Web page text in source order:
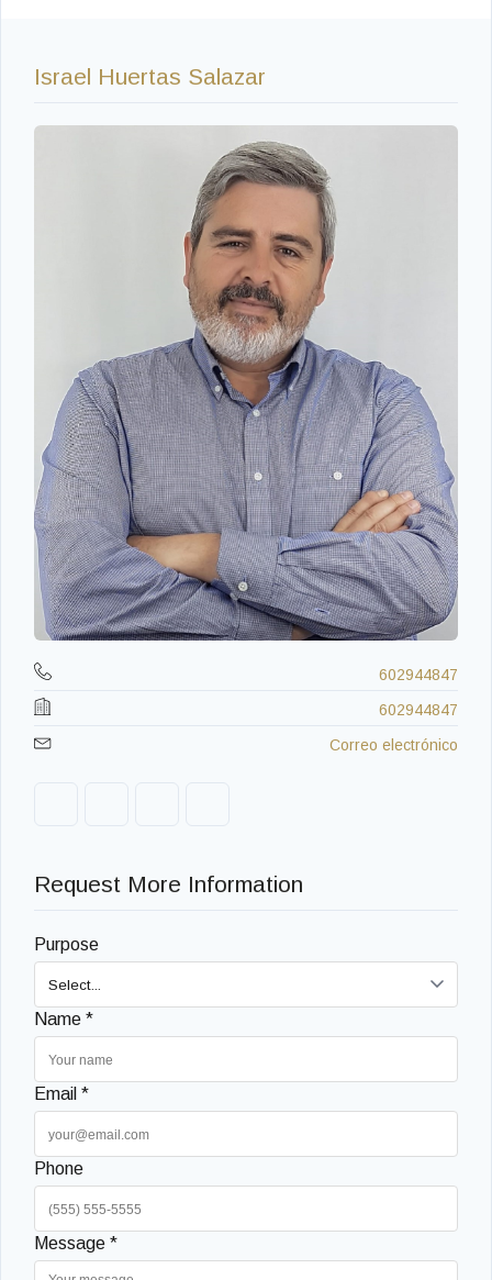
Israel Huertas Salazar
602944847
602944847
Correo electrónico
Request More Information
Purpose
Name *
Email *
Phone
Message *